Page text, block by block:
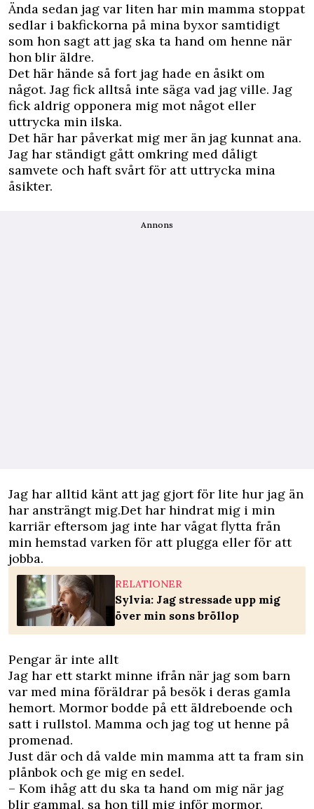
Ända sedan jag var liten har min mamma stoppat
sedlar i bakfickorna på mina byxor samtidigt
som hon sagt att jag ska ta hand om henne när
hon blir äldre.
Det här hände så fort jag hade en åsikt om
något. Jag fick alltså inte säga vad jag ville. Jag
fick aldrig opponera mig mot något eller
uttrycka min ilska.
Det här har påverkat mig mer än jag kunnat ana.
Jag har ständigt gått omkring med dåligt
samvete och haft svårt för att uttrycka mina
åsikter.
Annons
Jag har alltid känt att jag gjort för lite hur jag än
har ansträngt mig.Det har hindrat mig i min
karriär eftersom jag inte har vågat flytta från
min hemstad varken för att plugga eller för att
jobba.
RELATIONER
Sylvia: Jag stressade upp mig
över min sons bröllop
Pengar är inte allt
Jag har ett starkt minne ifrån när jag som barn
var med mina föräldrar på besök i deras gamla
hemort. Mormor bodde på ett äldreboende och
satt i rullstol. Mamma och jag tog ut henne på
promenad.
Just där och då valde min mamma att ta fram sin
plånbok och ge mig en sedel.
– Kom ihåg att du ska ta hand om mig när jag
blir gammal, sa hon till mig inför mormor.